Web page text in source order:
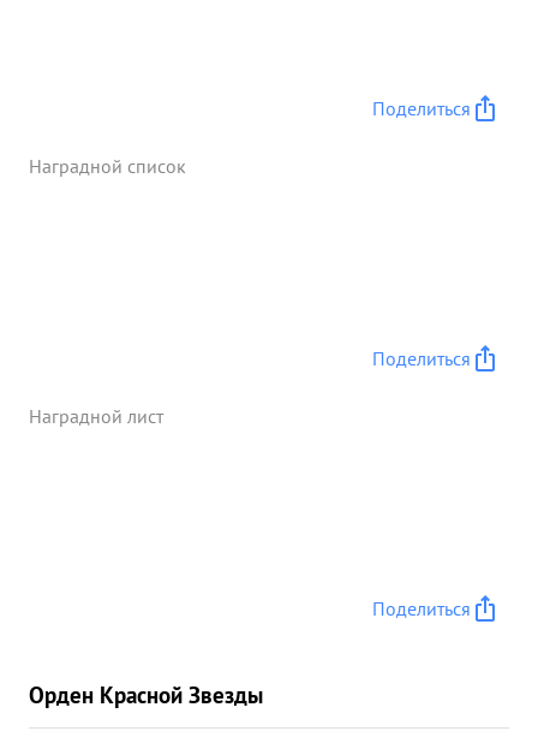
Поделиться
Наградной список
Поделиться
Наградной лист
Поделиться
Орден Красной Звезды